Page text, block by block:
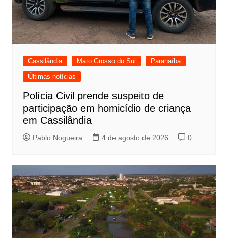
Cassilândia Mato Grosso do Sul
Paranaíba
Últimas notícias
Polícia Civil prende suspeito de
participação em homicídio de criança
em Cassilândia
Pablo Nogueira 4 de agosto de 2026 0